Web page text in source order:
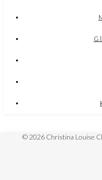
© 2026 Christina Louise